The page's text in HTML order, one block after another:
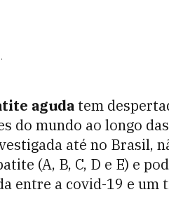
.
aguda tem
do mundo ao longo
até no Brasil,
(A, B, C, D e E) e
entre a covid-19 e um